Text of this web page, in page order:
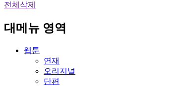
전체삭제
대메뉴 영역
웹툰
연재
오리지널
단편